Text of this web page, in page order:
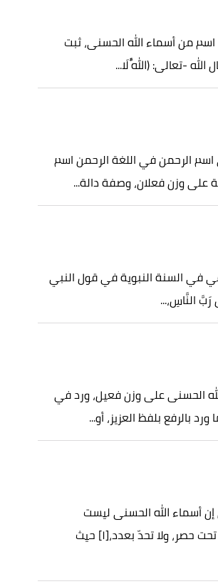
اسم من أسماء الله الحسنى، ثبت
-تعالى: (اللَّهُ لَا...
الرحمن في اللغة الرحمن اسم
وزن فعلان، وصفة دالة...
في السنة النبوية في قول النبي
النَّاسِ،...
الحسنى على وزن فعيل، ورد في
بالرفع بلفظ العزيز، أو...
أسماء الله الحسنى ليست
محصورة بعدد معين، فهي لا تدخل تحت حصر، ولا تحدّ بعدد،[١] حيث